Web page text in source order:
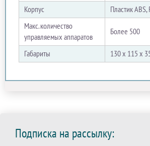
Корпус
Пластик ABS,
Макс. количество
управляемых аппаратов
Более 500
Габариты 130 х 115 х
Подписка на рассылку: